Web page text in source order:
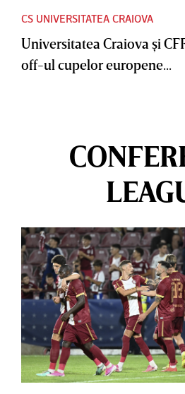
CS UNIVERSITATEA CRAIOVA
Universitatea Craiova şi
off-ul cupelor europene...